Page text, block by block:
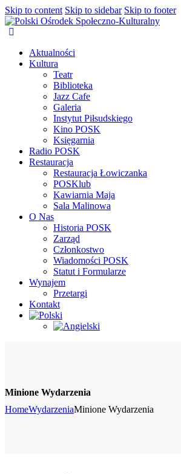
Skip to content Skip to sidebar Skip to footer
Aktualności
Kultura
Teatr
Biblioteka
Jazz Cafe
Galeria
Instytut Piłsudskiego
Kino POSK
Księgarnia
Radio POSK
Restauracja
Restauracja Łowiczanka
POSKlub
Kawiarnia Maja
Sala Malinowa
O Nas
Historia POSK
Zarząd
Członkostwo
Wiadomości POSK
Statut i Formularze
Wynajem
Przetargi
Kontakt
Minione Wydarzenia
HomeWydarzeniaMinione Wydarzenia